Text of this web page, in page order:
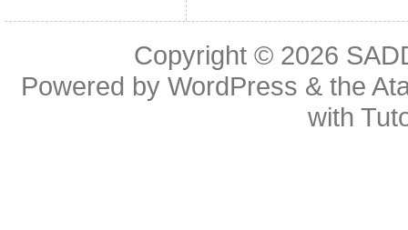
Copyright © 2026
Powered byWordPress & the
with